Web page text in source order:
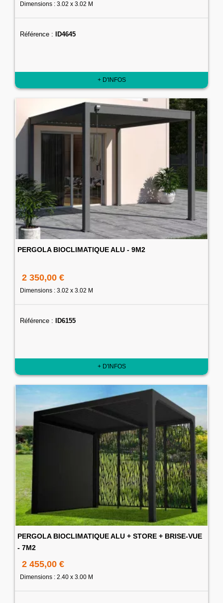
Dimensions : 3.02 x 3.02 M
Référence : ID4645
+ D'INFOS
PERGOLA BIOCLIMATIQUE ALU - 9M2
2 350,00 €
Dimensions : 3.02 x 3.02 M
Référence : ID6155
+ D'INFOS
PERGOLA BIOCLIMATIQUE ALU + STORE + BRISE-VUE
- 7M2
2 455,00 €
Dimensions : 2.40 x 3.00 M